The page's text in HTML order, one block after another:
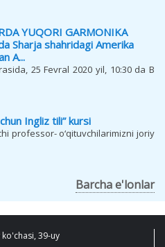
YUQORI GARMONIKA
Sharja shahridagi Amerika
A...
25 Fevral 2020 yil, 10:30 da B
Ingliz tili” kursi
professor- o‘qituvchilarimizni joriy
Barcha e'lonlar
39-uy